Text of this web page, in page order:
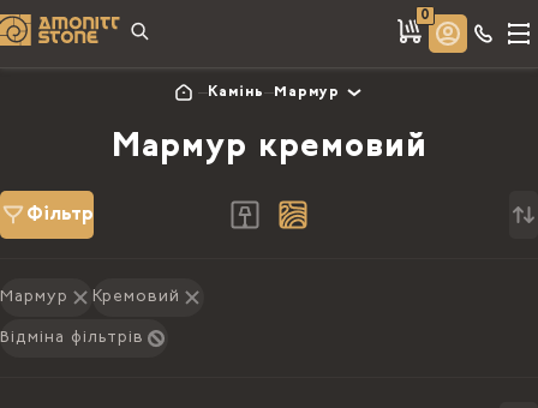
0
Камінь Мармур
Мармур кремовий
Фільтр
Мармур Кремовий
Відміна фільтрів